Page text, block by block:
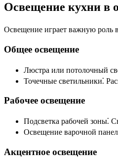
Освещение кухни в
Освещение играет важную роль
Общее освещение
Люстра или потолочный
Точечные светильники⁚
Рабочее освещение
Подсветка рабочей зоны⁚
Освещение варочной
Акцентное освещение